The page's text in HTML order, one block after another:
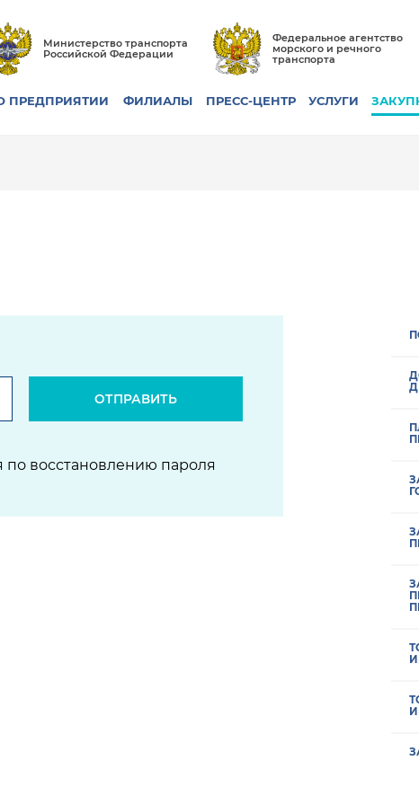
Министерство транспорта
Российской Федерации
Федеральное агентство
морского и речного
транспорта
ПРЕДПРИЯТИИ ФИЛИАЛЫ ПРЕСС-ЦЕНТР УСЛУГИ
ОТПРАВИТЬ
по восстановлению пароля